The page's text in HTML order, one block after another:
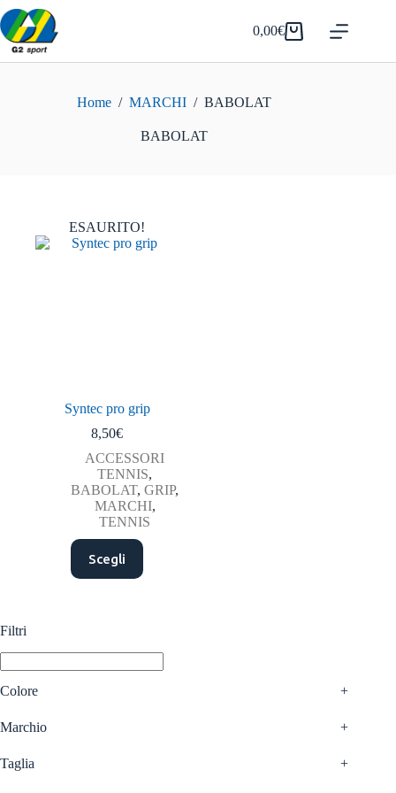
Salta
al
contenuto
Carrello
0,00€
Home / MARCHI / BABOLAT
BABOLAT
ESAURITO!
Syntec pro grip
8,50€
ACCESSORI
TENNIS,
BABOLAT,GRIP,
MARCHI,
TENNIS
Scegli
Questo
prodotto
ha
possono
essere
Filtri
Colore +
Marchio +
Taglia +